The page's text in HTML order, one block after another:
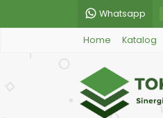
Whatsapp
Home Katalog